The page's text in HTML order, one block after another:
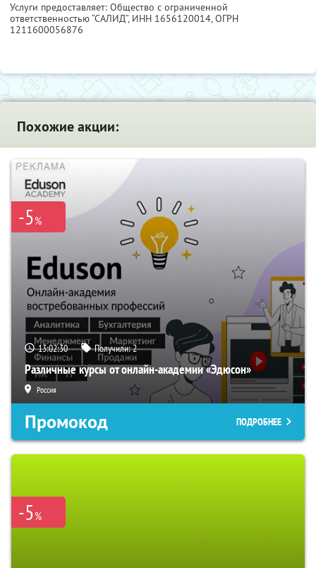
Услуги предоставляет: Общество с ограниченной
ответственностью “САЛИД”, ИНН 1656120014, ОГРН
1211600056876
Похожие акции:
-5%
13:02:29 Получили:2
Различные курсы от онлайн-академии «Эдюсон»
Россия
Промокод ПОДРОБНЕЕ
-5%